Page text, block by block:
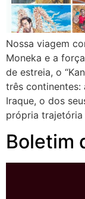
Nossa viagem
Moneka e a
de estreia, o
três continentes:
Iraque, o dos
própria
Boletim